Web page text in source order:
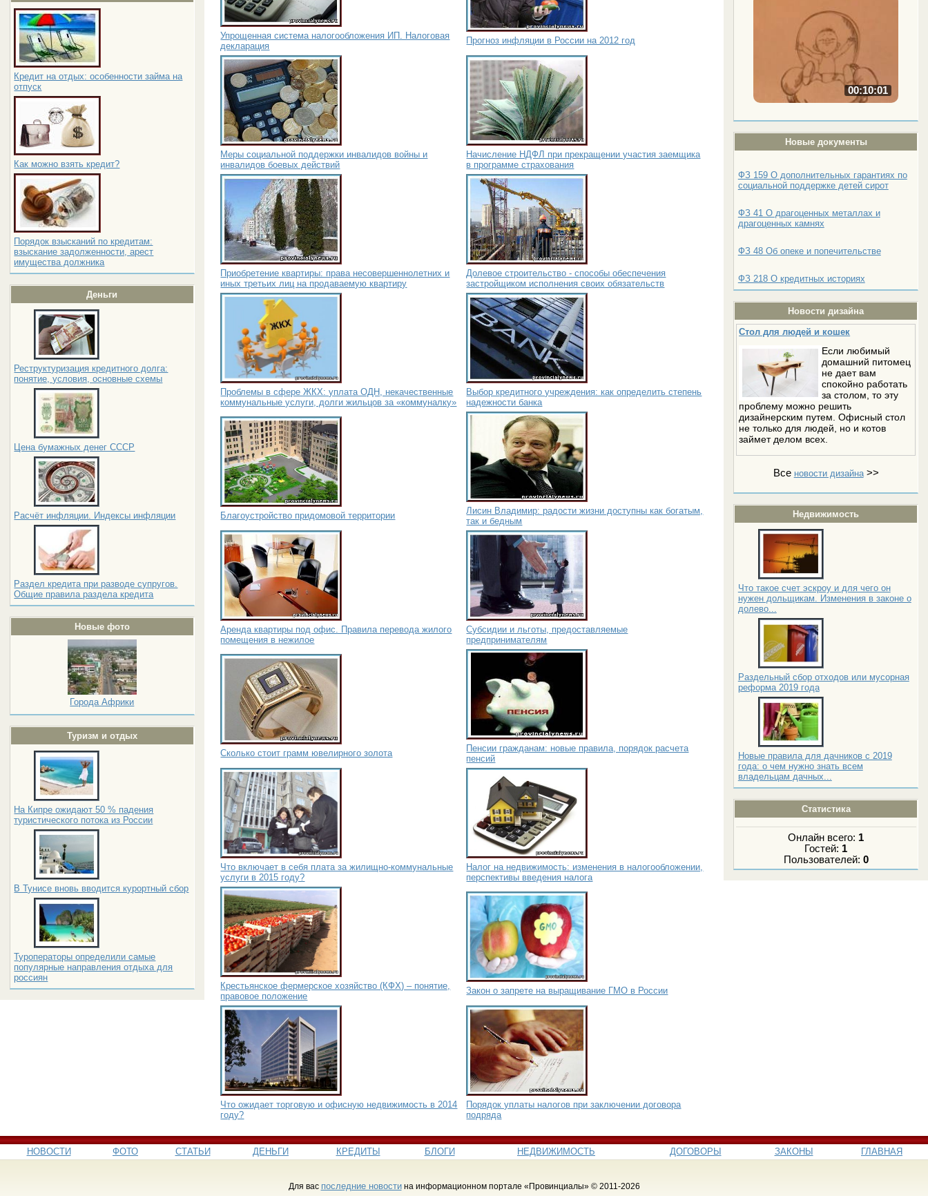
Кредит на отдых: особенности займа на
отпуск
Как можно взять кредит?
Порядок взысканий по кредитам:
взыскание задолженности, арест
имущества должника
Деньги
Реструктуризация кредитного долга:
понятие, условия, основные схемы
Цена бумажных денег СССР
Расчёт инфляции. Индексы инфляции
Раздел кредита при разводе супругов.
Общие правила раздела кредита
Новые фото
Города Африки
Туризм и отдых
На Кипре ожидают 50 % падения
туристического потока из России
В Тунисе вновь вводится курортный сбор
Туроператоры определили самые
популярные направления отдыха для
россиян
00:10:01
Новые документы
ФЗ 159 О дополнительных гарантиях по
социальной поддержке детей сирот
ФЗ 41 О драгоценных металлах и
драгоценных камнях
ФЗ 48 Об опеке и попечительстве
ФЗ 218 О кредитных историях
Новости дизайна
Стол для людей и кошек
Если любимый
домашний питомец
не дает вам
спокойно работать
за столом, то эту
проблему можно решить
дизайнерским путем. Офисный стол
не только для людей, но и котов
займет делом всех.
Все новости дизайна>>
Недвижимость
Что такое счет эскроу и для чего он
нужен дольщикам. Изменения в законе о
долево...
Раздельный сбор отходов или мусорная
реформа 2019 года
Новые правила для дачников с 2019
года: о чем нужно знать всем
владельцам дачных...
Статистика
Онлайн всего: 1
Гостей: 1
Пользователей: 0
Упрощенная система налогообложения ИП. Налоговая
декларация
Прогноз инфляции в России на 2012 год
Меры социальной поддержки инвалидов войны и
инвалидов боевых действий
Начисление НДФЛ при прекращении участия заемщика
в программе страхования
Приобретение квартиры: права несовершеннолетних и
иных третьих лиц на продаваемую квартиру
Долевое строительство - способы обеспечения
застройщиком исполнения своих обязательств
Проблемы в сфере ЖКХ: уплата ОДН, некачественные
коммунальные услуги, долги жильцов за «коммуналку»
Выбор кредитного учреждения: как определить степень
надежности банка
Благоустройство придомовой территории
Лисин Владимир: радости жизни доступны как богатым,
так и бедным
Аренда квартиры под офис. Правила перевода жилого
помещения в нежилое
Субсидии и льготы, предоставляемые
предпринимателям
Сколько стоит грамм ювелирного золота
Пенсии гражданам: новые правила, порядок расчета
пенсий
Что включает в себя плата за жилищно-коммунальные
услуги в 2015 году?
Налог на недвижимость: изменения в налогообложении,
перспективы введения налога
Крестьянское фермерское хозяйство (КФХ) – понятие,
правовое положение
Закон о запрете на выращивание ГМО в России
Что ожидает торговую и офисную недвижимость в 2014
году?
Порядок уплаты налогов при заключении договора
подряда
НОВОСТИ ФОТО СТАТЬИ ДЕНЬГИ КРЕДИТЫ БЛОГИ НЕДВИЖИМОСТЬ ДОГОВОРЫ ЗАКОНЫ ГЛАВНАЯ
Для вас последние новостина информационном портале «Провинциалы» © 2011-2026